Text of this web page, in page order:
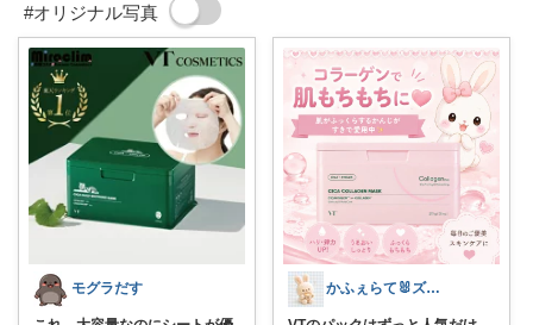
#オリジナル写真
モグラだす かふぇらて🐰ズボラがいつか整う暮らし